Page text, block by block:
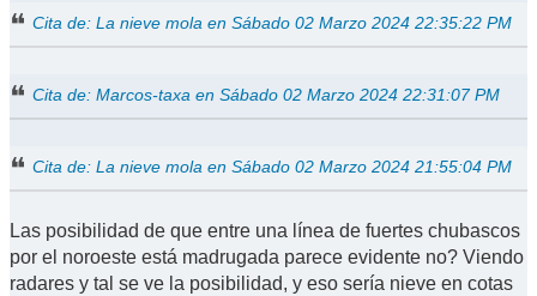
Cita de: La nieve mola en Sábado 02 Marzo 2024 22:35:22 PM
Cita de: Marcos-taxa en Sábado 02 Marzo 2024 22:31:07 PM
Cita de: La nieve mola en Sábado 02 Marzo 2024 21:55:04 PM
Las posibilidad de que entre una línea de fuertes chubascos
por el noroeste está madrugada parece evidente no? Viendo
radares y tal se ve la posibilidad, y eso sería nieve en cotas